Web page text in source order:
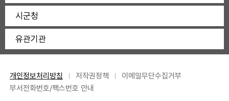
시군청
유관기관
개인정보처리방침 저작권정책
이메일무단수집거부
부서전화번호/팩스번호 안내